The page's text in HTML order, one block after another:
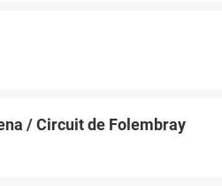
/ Circuit de Folembray